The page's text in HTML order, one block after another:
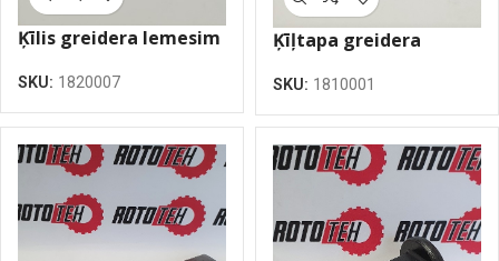
Ķīlis greidera lemesim
SKU: 1820007
Ķīļtapa greidera
SKU: 1810001